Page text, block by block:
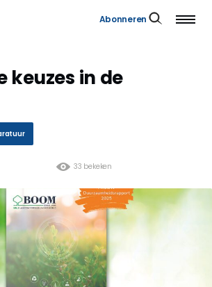
Abonneren
keuzes in de
33 bekeken